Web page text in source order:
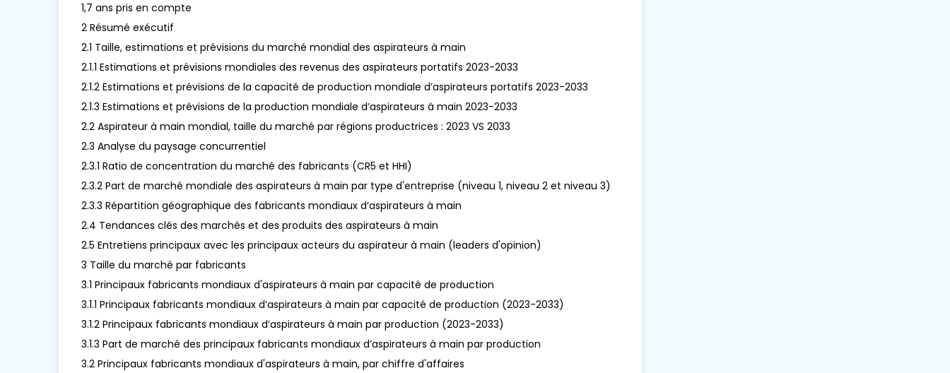
1,7 ans pris en compte
2 Résumé exécutif
2.1 Taille, estimations et prévisions du marché mondial des aspirateurs à main
2.1.1 Estimations et prévisions mondiales des revenus des aspirateurs portatifs 2023-2033
2.1.2 Estimations et prévisions de la capacité de production mondiale d’aspirateurs portatifs 2023-2033
2.1.3 Estimations et prévisions de la production mondiale d’aspirateurs à main 2023-2033
2.2 Aspirateur à main mondial, taille du marché par régions productrices : 2023 VS 2033
2.3 Analyse du paysage concurrentiel
2.3.1 Ratio de concentration du marché des fabricants (CR5 et HHI)
2.3.2 Part de marché mondiale des aspirateurs à main par type d'entreprise (niveau 1, niveau 2 et niveau 3)
2.3.3 Répartition géographique des fabricants mondiaux d’aspirateurs à main
2.4 Tendances clés des marchés et des produits des aspirateurs à main
2.5 Entretiens principaux avec les principaux acteurs du aspirateur à main (leaders d'opinion)
3 Taille du marché par fabricants
3.1 Principaux fabricants mondiaux d'aspirateurs à main par capacité de production
3.1.1 Principaux fabricants mondiaux d’aspirateurs à main par capacité de production (2023-2033)
3.1.2 Principaux fabricants mondiaux d’aspirateurs à main par production (2023-2033)
3.1.3 Part de marché des principaux fabricants mondiaux d’aspirateurs à main par production
3.2 Principaux fabricants mondiaux d'aspirateurs à main, par chiffre d'affaires